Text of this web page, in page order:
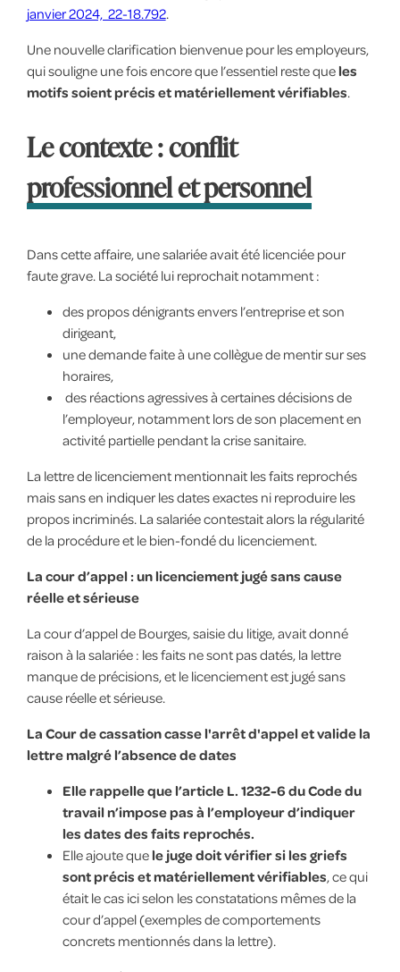
janvier 2024, 22-18.792.
Une nouvelle clarification bienvenue pour les employeurs,
qui souligne une fois encore que l’essentiel reste que les
motifs soient précis et matériellement vérifiables.
Le contexte : conflit
professionnel et personnel
Dans cette affaire, une salariée avait été licenciée pour
faute grave. La société lui reprochait notamment :
des propos dénigrants envers l’entreprise et son
dirigeant,
une demande faite à une collègue de mentir sur ses
horaires,
des réactions agressives à certaines décisions de
l’employeur, notamment lors de son placement en
activité partielle pendant la crise sanitaire.
La lettre de licenciement mentionnait les faits reprochés
mais sans en indiquer les dates exactes ni reproduire les
propos incriminés. La salariée contestait alors la régularité
de la procédure et le bien-fondé du licenciement.
La cour d’appel : un licenciement jugé sans cause
réelle et sérieuse
La cour d’appel de Bourges, saisie du litige, avait donné
raison à la salariée : les faits ne sont pas datés, la lettre
manque de précisions, et le licenciement est jugé sans
cause réelle et sérieuse.
La Cour de cassation casse l'arrêt d'appel et valide la
lettre malgré l’absence de dates
Elle rappelle que l’article L. 1232-6 du Code du
travail n’impose pas à l’employeur d’indiquer
les dates des faits reprochés.
Elle ajoute que le juge doit vérifier si les griefs
sont précis et matériellement vérifiables, ce qui
était le cas ici selon les constatations mêmes de la
cour d’appel (exemples de comportements
concrets mentionnés dans la lettre).